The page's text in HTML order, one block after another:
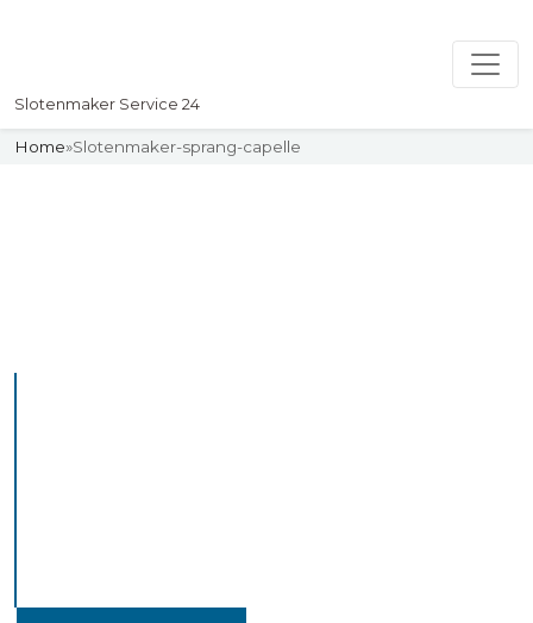
Slotenmaker Service 24
Home»Slotenmaker-sprang-capelle